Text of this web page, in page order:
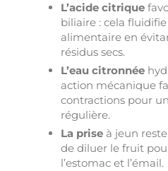
L’acide citrique
biliaire : cela
alimentaire en
résidus secs.
L’eau citronnée
action mécanique
contractions pour
régulière.
La prise à jeun
de diluer le fruit
l’estomac et l’émail.